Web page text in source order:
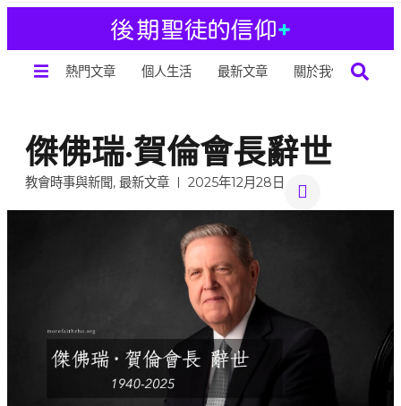
熱門文章 個人生活 最新文章 關於我們
傑佛瑞·賀倫會長辭世
教會時事與新聞, 最新文章 2025年12月28日